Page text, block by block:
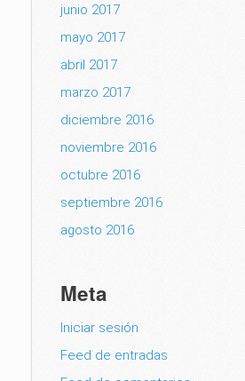
junio 2017
mayo 2017
abril 2017
marzo 2017
diciembre 2016
noviembre 2016
octubre 2016
septiembre 2016
agosto 2016
Meta
Iniciar sesión
Feed de entradas